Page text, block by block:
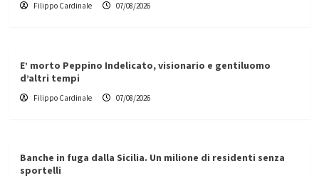
Filippo Cardinale 07/08/2026
E’ morto Peppino Indelicato, visionario e gentiluomo
d’altri tempi
Filippo Cardinale 07/08/2026
Banche in fuga dalla Sicilia. Un milione di residenti senza
sportelli